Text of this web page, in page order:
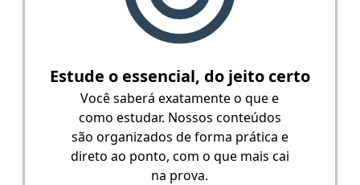
Estude o essencial, do jeito certo
Você saberá exatamente o que e
como estudar. Nossos conteúdos
são organizados de forma prática e
direto ao ponto, com o que mais cai
na prova.